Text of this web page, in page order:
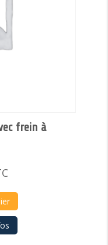
frein à